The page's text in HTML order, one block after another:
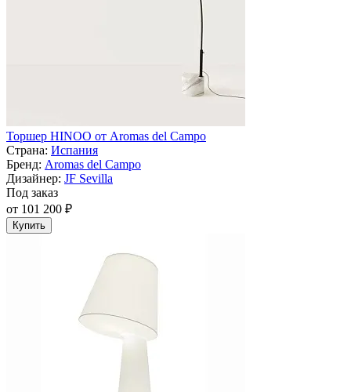
Торшер HINOO от Aromas del Campo
Страна: Испания
Бренд: Aromas del Campo
Дизайнер: JF Sevilla
Под заказ
от 101 200 ₽
Купить